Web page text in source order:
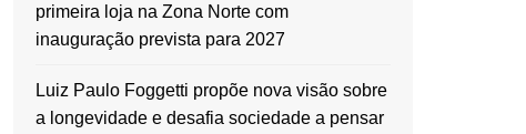
primeira loja na Zona Norte com
inauguração prevista para 2027
Luiz Paulo Foggetti propõe nova visão sobre
a longevidade e desafia sociedade a pensar